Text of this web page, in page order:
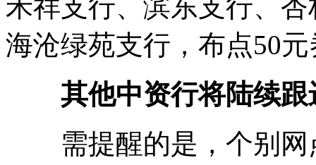
禾祥支行、滨东支行、
海沧绿苑支行，布点50
其他中资行将陆续跟
需提醒的是，个别网